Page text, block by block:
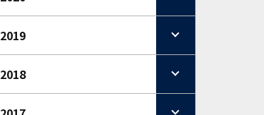
2019
2018